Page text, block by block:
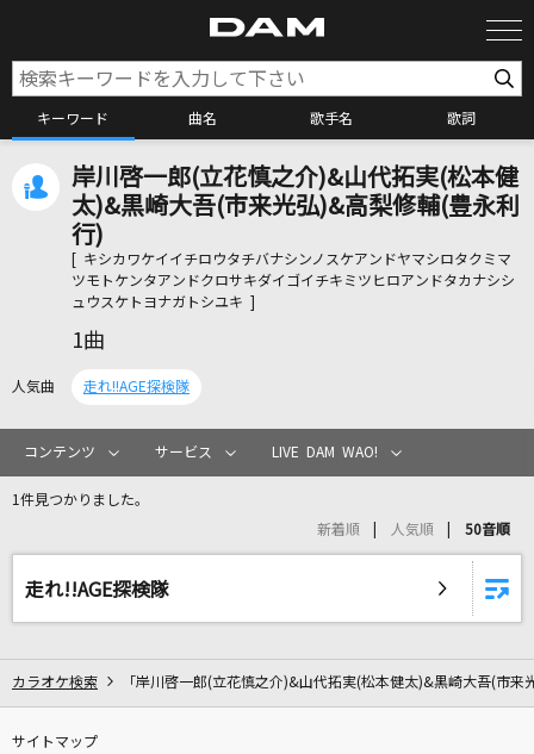
キーワード 曲名 歌手名 歌詞
カラオケ検索
カラオケ店舗検索
全国りれき
B'z
岸川啓一郎(立花慎之介)&山代拓実(松本健
太)&黒崎大吾(市来光弘)&高梨修輔(豊永利
行)
[ キシカワケイイチロウタチバナシンノスケアンドヤマシロタクミマ
ツモトケンタアンドクロサキダイゴイチキミツヒロアンドタカナシシ
ュウスケトヨナガトシユキ ]
1曲
人気曲 走れ!!AGE探検隊
コンテンツ サービス LIVE DAM WAO!
1件見つかりました。
新着順 人気順 50音順
走れ!!AGE探検隊
カラオケ検索 「岸川啓一郎(立花慎之介)&山代拓実(松本健太)&黒崎大吾(市
サイトマップ